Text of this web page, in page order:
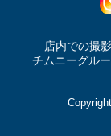
店内での撮
チムニーグル